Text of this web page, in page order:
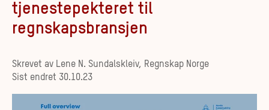
tjenestepekteret til
regnskapsbransjen
Skrevet av Lene N. Sundalskleiv, Regnskap Norge
Sist endret 30.10.23